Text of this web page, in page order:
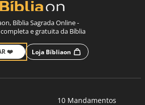
Bíblia Sagrada Online -
e gratuita da Bíblia
❤️ Loja Bíbliaon
10 Mandamentos